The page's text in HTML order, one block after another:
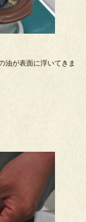
油が表面に浮いてきま